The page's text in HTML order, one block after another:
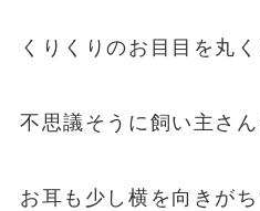
くりくりのお目目を丸く
不思議そうに飼い主さ
お耳も少し横を向きがち